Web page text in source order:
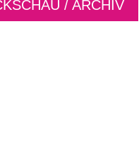
/ ARCHIV